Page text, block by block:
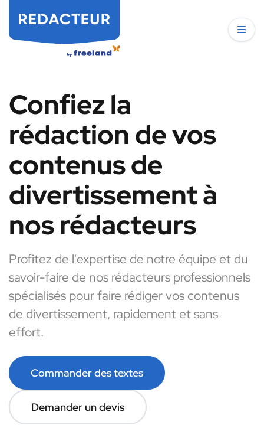
Confiez la
rédaction de vos
contenus de
divertissement à
nos rédacteurs
Profitez de l'expertise de notre équipe et du
savoir-faire de nos rédacteurs professionnels
spécialisés pour faire rédiger vos contenus
de divertissement, rapidement et sans
effort.
Commander des textes
Demander un devis